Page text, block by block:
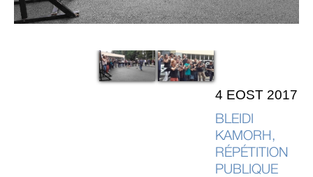
4 EOST 2017
BLEIDI
KAMORH,
RÉPÉTITION
PUBLIQUE